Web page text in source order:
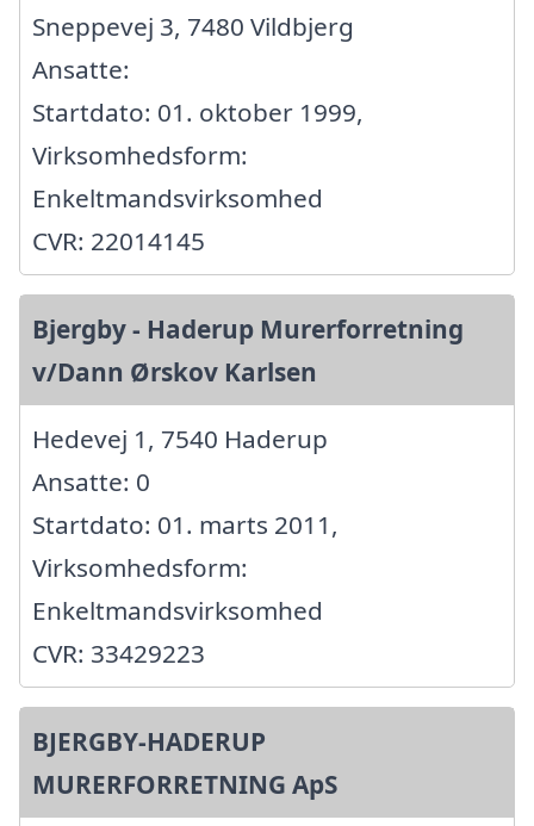
Sneppevej 3, 7480 Vildbjerg
Ansatte:
Startdato: 01. oktober 1999,
Virksomhedsform:
Enkeltmandsvirksomhed
CVR: 22014145
Bjergby - Haderup Murerforretning
v/Dann Ørskov Karlsen
Hedevej 1, 7540 Haderup
Ansatte: 0
Startdato: 01. marts 2011,
Virksomhedsform:
Enkeltmandsvirksomhed
CVR: 33429223
BJERGBY-HADERUP
MURERFORRETNING ApS